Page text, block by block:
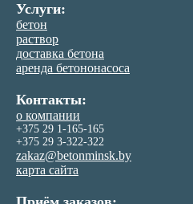
Услуги:
бетон
раствор
доставка бетона
аренда бетононасоса
Контакты:
о компании
+375 29 1-165-165
+375 29 3-322-322
zakaz@betonminsk.by
карта сайта